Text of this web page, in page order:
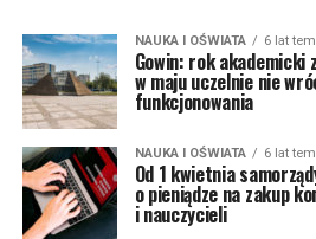
NAUKA I OŚWIATA 6 lat
Gowin: rok akademicki
w maju uczelnie nie
funkcjonowania
NAUKA I OŚWIATA 6 lat
Od 1 kwietnia
o pieniądze na zakup
i nauczycieli